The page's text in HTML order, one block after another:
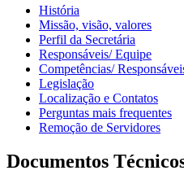
História
Missão, visão, valores
Perfil da Secretária
Responsáveis/ Equipe
Competências/
Legislação
Localização e Contatos
Perguntas mais frequentes
Remoção de Servidores
Documentos